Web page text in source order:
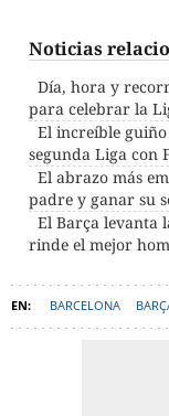
Noticias
Día, hora y
para celebrar la
El increíble
segunda Liga con
El abrazo más
padre y ganar su
El Barça levanta
rinde el mejor
BARCELONA